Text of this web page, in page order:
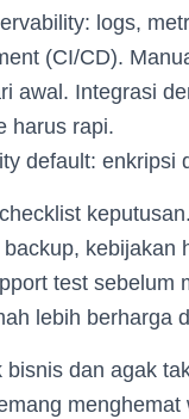
logs,
(CI/CD).
awal. Integrasi
harus rapi.
default: enkripsi
kebijakan
test sebelum
lebih berharga
bisnis dan agak